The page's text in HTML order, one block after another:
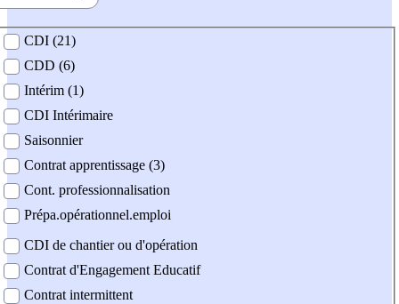
contrat
CDI (21)
CDD (6)
Intérim (1)
CDI Intérimaire
Saisonnier
Contrat apprentissage (3)
Cont. professionnalisation
Prépa.opérationnel.emploi
CDI de chantier ou d'opération
Contrat d'Engagement Educatif
Contrat intermittent